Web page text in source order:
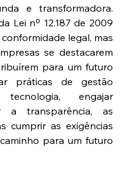
e transformadora.
Lei nº 12.187 de 2009
legal, mas
se destacarem
para um futuro
práticas de gestão
engajar
a transparência, as
cumprir as exigências
para um futuro